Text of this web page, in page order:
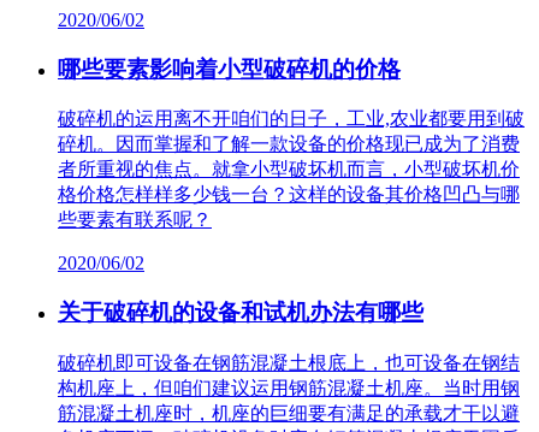
2020/06/02
哪些要素影响着小型破碎机的价格
破碎机的运用离不开咱们的日子，工业,农业都要用到破
碎机。因而掌握和了解一款设备的价格现已成为了消费
者所重视的焦点。就拿小型破坏机而言，小型破坏机价
格价格怎样样多少钱一台？这样的设备其价格凹凸与哪
些要素有联系呢？
2020/06/02
关于破碎机的设备和试机办法有哪些
破碎机即可设备在钢筋混凝土根底上，也可设备在钢结
构机座上，但咱们建议运用钢筋混凝土机座。当时用钢
筋混凝土机座时，机座的巨细要有满足的承载才干以避